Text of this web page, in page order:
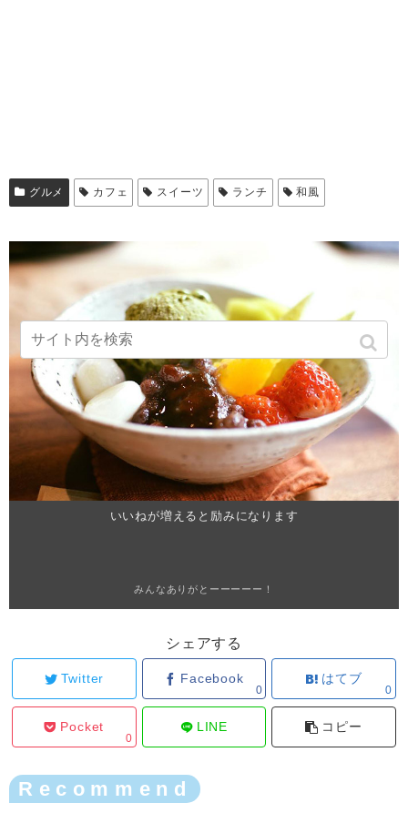
グルメ カフェ スイーツ ランチ 和風
いいねが増えると励みになります
みんなありがとーーーーー！
シェアする
Twitter Facebook
0
はてブ
0
Pocket
0
LINE コピー
Recommend